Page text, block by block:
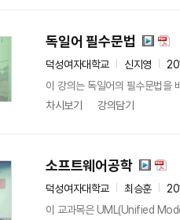
독일어 필수문법
덕성여자대학교 신지영
이 강의는 독일어의 필수문법을
차시보기
강의담기
소프트웨어공학
덕성여자대학교 최승훈
이 교과목은 UML(Unified